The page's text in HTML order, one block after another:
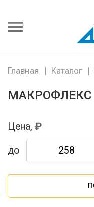
Главная Каталог
МАКРОФЛЕКС
Цена,
до